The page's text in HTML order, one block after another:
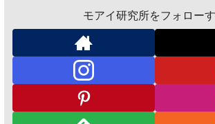
モアイ研究所をフォロー